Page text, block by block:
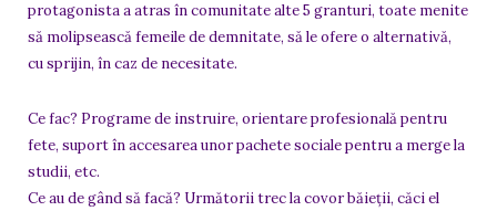
protagonista a atras în comunitate alte 5 granturi, toate menite
să molipsească femeile de demnitate, să le ofere o alternativă,
cu sprijin, în caz de necesitate.
Ce fac? Programe de instruire, orientare profesională pentru
fete, suport în accesarea unor pachete sociale pentru a merge la
studii, etc.
Ce au de gând să facă? Următorii trec la covor băieții, căci el